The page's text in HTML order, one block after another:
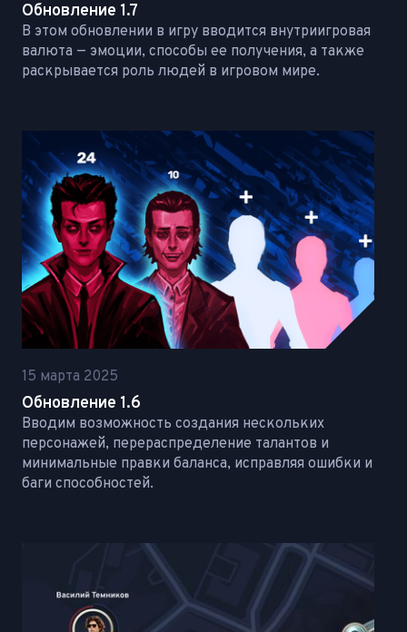
Обновление 1.7
В этом обновлении в игру вводится внутриигровая
валюта — эмоции, способы ее получения, а также
раскрывается роль людей в игровом мире.
15 марта 2025
Обновление 1.6
Вводим возможность создания нескольких
персонажей, перераспределение талантов и
минимальные правки баланса, исправляя ошибки и
баги способностей.